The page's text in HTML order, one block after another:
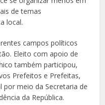
de temas
local.
campos políticos
Eleito com apoio de
também participou,
Prefeitos e Prefeitas,
meio da Secretaria de
da República.